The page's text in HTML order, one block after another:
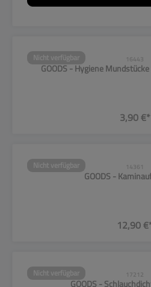
Nicht verfügbar 16443
GOODS - Hygiene
3,90 €*
Nicht verfügbar 14361
GOODS -
12,90
Nicht verfügbar 17212
GOODS -